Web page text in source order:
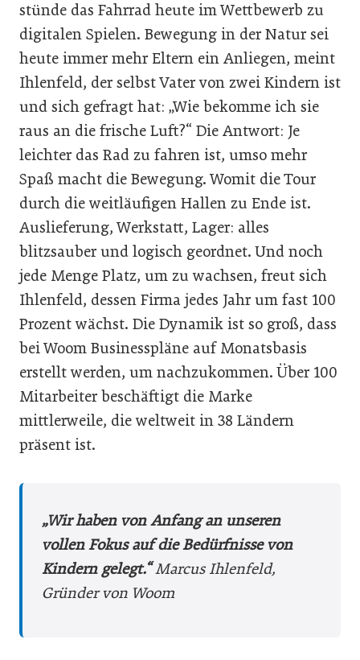
stünde das Fahrrad heute im Wettbewerb zu
digitalen Spielen. Bewegung in der Natur sei
heute immer mehr Eltern ein Anliegen, meint
Ihlenfeld, der selbst Vater von zwei Kindern ist
und sich gefragt hat: „Wie bekomme ich sie
raus an die frische Luft?“ Die Antwort: Je
leichter das Rad zu fahren ist, umso mehr
Spaß macht die Bewegung. Womit die Tour
durch die weitläufigen Hallen zu Ende ist.
Auslieferung, Werkstatt, Lager: alles
blitzsauber und logisch geordnet. Und noch
jede Menge Platz, um zu wachsen, freut sich
Ihlenfeld, dessen Firma jedes Jahr um fast 100
Prozent wächst. Die Dynamik ist so groß, dass
bei Woom Businesspläne auf Monatsbasis
erstellt werden, um nachzukommen. Über 100
Mitarbeiter beschäftigt die Marke
mittlerweile, die weltweit in 38 Ländern
präsent ist.
„Wir haben von Anfang an unseren
vollen Fokus auf die Bedürfnisse von
Kindern gelegt.“Marcus Ihlenfeld,
Gründer von Woom